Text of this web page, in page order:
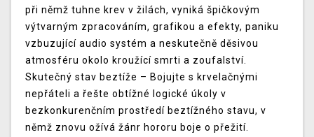
při němž tuhne krev v žilách, vyniká špičkovým
výtvarným zpracováním, grafikou a efekty, paniku
vzbuzující audio systém a neskutečně děsivou
atmosféru okolo kroužící smrti a zoufalství.
Skutečný stav beztíže – Bojujte s krvelačnými
nepřáteli a řešte obtížné logické úkoly v
bezkonkurenčním prostředí beztížného stavu, v
němž znovu ožívá žánr hororu boje o přežití.